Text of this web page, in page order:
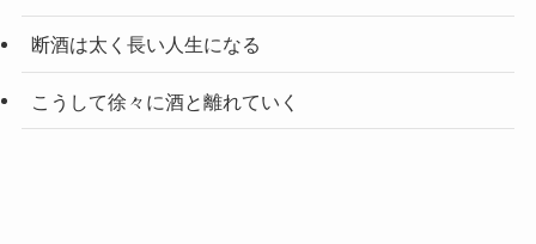
断酒は太く長い人生になる
こうして徐々に酒と離れていく